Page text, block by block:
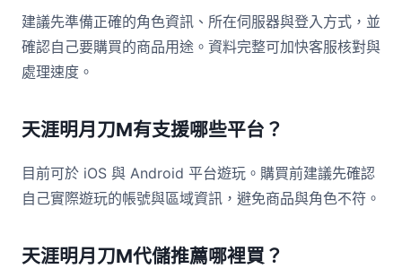
建議先準備正確的角色資訊、所在伺服器與登入方式，並
確認自己要購買的商品用途。資料完整可加快客服核對與
處理速度。
天涯明月刀M有支援哪些平台？
目前可於 iOS 與 Android 平台遊玩。購買前建議先確認
自己實際遊玩的帳號與區域資訊，避免商品與角色不符。
天涯明月刀M代儲推薦哪裡買？